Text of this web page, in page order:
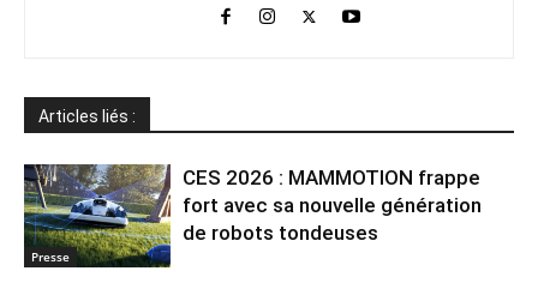
Articles liés :
Presse
CES 2026 : MAMMOTION frappe
fort avec sa nouvelle génération
de robots tondeuses